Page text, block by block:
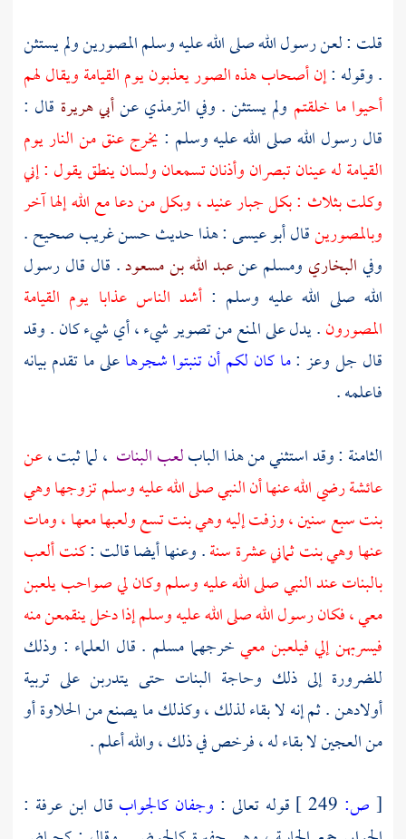
قلت : لعن رسول الله صلى الله عليه وسلم المصورين ولم يستثن
. وقوله :إن أصحاب هذه الصور يعذبون يوم القيامة ويقال لهم
أحيوا ما خلقتم ولم يستثن . وفيالترمذيعنأبي هريرة قال :
قال رسول الله صلى الله عليه وسلم : يخرج عنق من النار يوم
القيامة له عينان تبصران وأذنان تسمعان ولسان ينطق يقول : إني
وكلت بثلاث : بكل جبار عنيد ، وبكل من دعا مع الله إلها آخر
وبالمصورينقالأبو عيسى: هذا حديث حسن غريب صحيح .
وفيالبخاري ومسلمعنعبد الله بن مسعود. قال قال رسول
الله صلى الله عليه وسلم :أشد الناس عذابا يوم القيامة
المصورون. يدل على المنع من تصوير شيء ، أي شيء كان . وقد
قال جل وعز :ما كان لكم أن تنبتوا شجرهاعلى ما تقدم بيانه
فاعلمه .
الثامنة : وقد استثني من هذا البابلعب البنات ، لما ثبت ،عن
عائشةرضي الله عنها أن النبي صلى الله عليه وسلم تزوجها وهي
بنت سبع سنين ، وزفت إليه وهي بنت تسع ولعبها معها ، ومات
عنها وهي بنت ثماني عشرة سنة. وعنها أيضا قالت :كنت ألعب
بالبنات عند النبي صلى الله عليه وسلم وكان لي صواحب يلعبن
معي ، فكان رسول الله صلى الله عليه وسلم إذا دخل ينقمعن منه
فيسربهن إلي فيلعبن معيخرجهما مسلم . قال العلماء : وذلك
للضرورة إلى ذلك وحاجة البنات حتى يتدربن على تربية
أولادهن . ثم إنه لا بقاء لذلك ، وكذلك ما يصنع من الحلاوة أو
من العجين لا بقاء له ، فرخص في ذلك ، والله أعلم .
[ ص: قوله تعالى : وجفان كالجواب قال ابن عرفة :